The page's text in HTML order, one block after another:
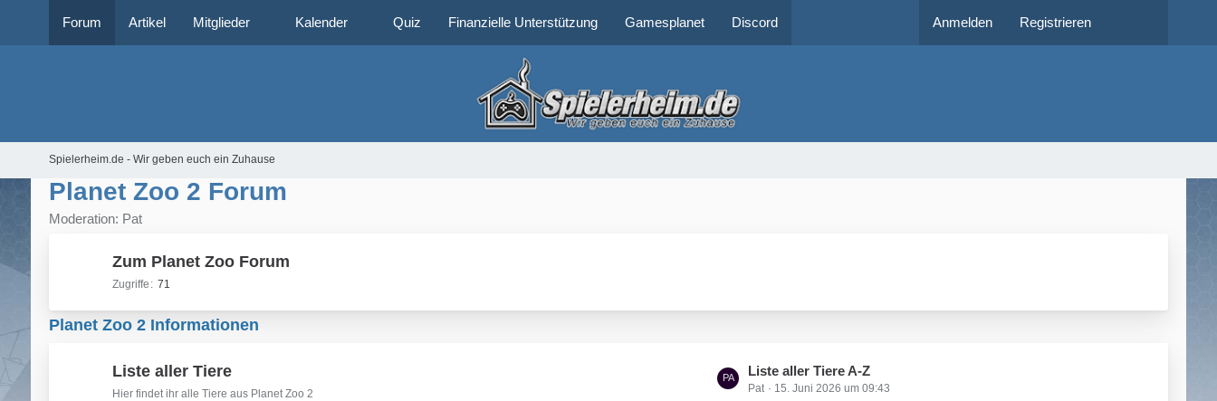
Forum Artikel Mitglieder Kalender Quiz Finanzielle Unterstützung Gamesplanet Discord Anmelden Registrieren
Spielerheim.de - Wir geben euch ein Zuhause
Planet Zoo 2 Forum
Moderation: Pat
Zum Planet Zoo Forum
Zugriffe 71
Planet Zoo 2 Informationen
Liste aller Tiere
Hier findet ihr alle Tiere aus Planet Zoo 2
L
e
Liste aller Tiere A-Z
Pat 15. Juni 2026 um 09:43